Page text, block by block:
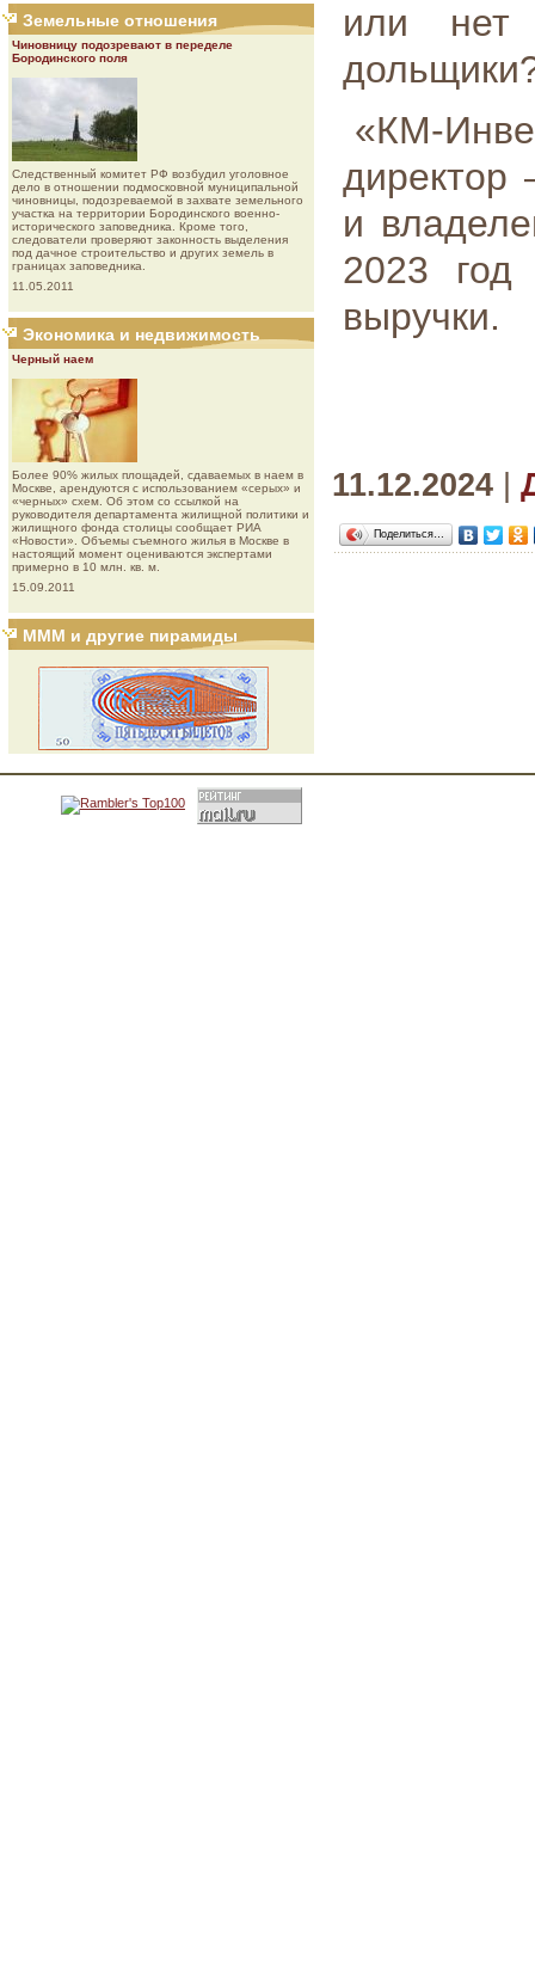
Земельные отношения
Чиновницу подозревают в переделе
Бородинского поля
Следственный комитет РФ возбудил уголовное
дело в отношении подмосковной муниципальной
чиновницы, подозреваемой в захвате земельного
участка на территории Бородинского военно-
исторического заповедника. Кроме того,
следователи проверяют законность выделения
под дачное строительство и других земель в
границах заповедника.
11.05.2011
Экономика и недвижимость
Черный наем
Более 90% жилых площадей, сдаваемых в наем в
Москве, арендуются с использованием «серых» и
«черных» схем. Об этом со ссылкой на
руководителя департамента жилищной политики и
жилищного фонда столицы сообщает РИА
«Новости». Объемы съемного жилья в Москве в
настоящий момент оцениваются экспертами
примерно в 10 млн. кв. м.
15.09.2011
МММ и другие пирамиды
или нет
«КМ-
и
2023 год
выручки.
11.12.2024
Поделиться…